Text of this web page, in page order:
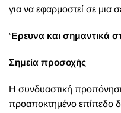
για να εφαρμοστεί σε μια
‘Ερευνα και σημαντικά
Σημεία προσοχής
Η συνδυαστική
προαποκτημένο επίπεδο